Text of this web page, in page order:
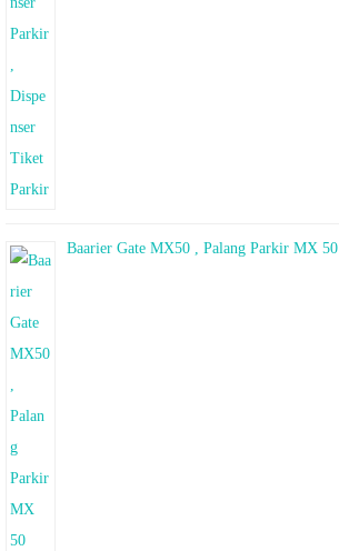
Baarier Gate MX50 , Palang Parkir MX 50